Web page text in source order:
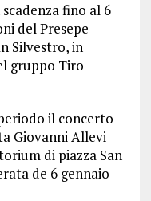
fino al 6
del Presepe
Silvestro, in
gruppo Tiro
il concerto
Giovanni Allevi
di piazza San
de 6 gennaio